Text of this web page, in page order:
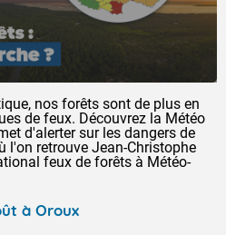
nos forêts sont de plus en
de feux. Découvrez la Météo
d'alerter sur les dangers de
l'on retrouve Jean-Christophe
feux de forêts à Météo-
à Oroux